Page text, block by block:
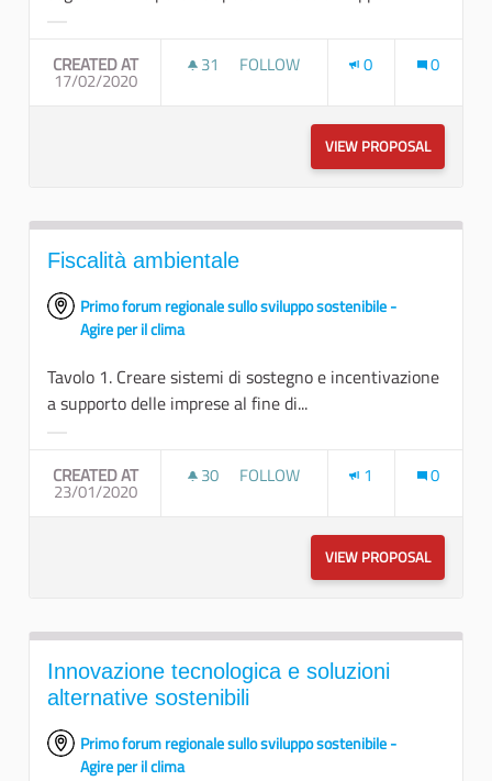
CREATED AT
17/02/2020
31 31 FOLLOWERS
FOLLOW 0 0
VIEW PROPOSAL
Fiscalità ambientale
Primo forum regionale sullo sviluppo sostenibile -
Agire per il clima
Tavolo 1. Creare sistemi di sostegno e incentivazione
a supporto delle imprese al fine di...
CREATED AT
23/01/2020
30 30 FOLLOWERS
FOLLOW 1 0
VIEW PROPOSAL
Innovazione tecnologica e soluzioni
alternative sostenibili
Primo forum regionale sullo sviluppo sostenibile -
Agire per il clima